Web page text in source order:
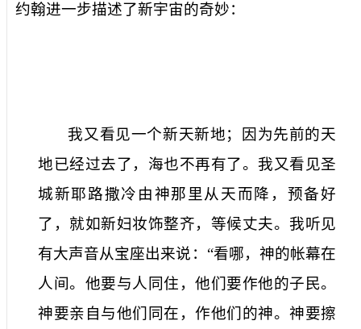
约翰进一步描述了新宇宙的奇妙：
我又看见一个新天新地；因为先前的天
地已经过去了，海也不再有了。我又看见圣
城新耶路撒冷由神那里从天而降，预备好
了，就如新妇妆饰整齐，等候丈夫。我听见
有大声音从宝座出来说：“看哪，神的帐幕在
人间。他要与人同住，他们要作他的子民。
神要亲自与他们同在，作他们的神。神要擦